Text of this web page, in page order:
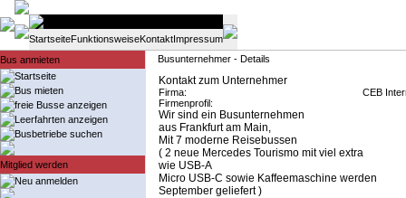
StartseiteFunktionsweiseKontaktImpressum
Bus anmieten
Startseite
Bus mieten
freie Busse anzeigen
Leerfahrten anzeigen
Busbetriebe suchen
Mitglied werden
Neu anmelden
Busunternehmer - Details
Kontakt zum Unternehmer
Firma:
CEB
Firmenprofil:
Wir sind ein Busunternehmen
aus Frankfurt am Main,
Mit 7 moderne Reisebussen
( 2 neue Mercedes Tourismo mit viel extra
wie USB-A
Micro USB-C sowie Kaffeemaschine werden
September geliefert )